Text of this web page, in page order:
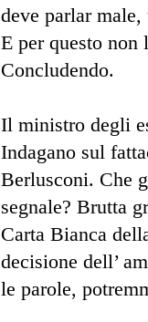
deve parlar
E per questo non
Concludendo.
Il ministro degli
Indagano sul
Berlusconi. Che
segnale? Brutta
Carta Bianca
decisione dell’
le parole,